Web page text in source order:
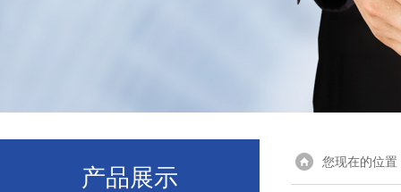
产品展示
您现在的位置